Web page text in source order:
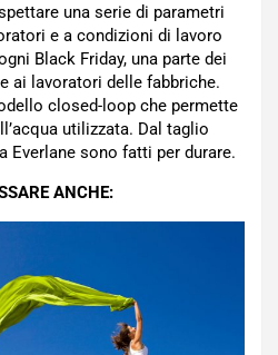
una serie di parametri
e a condizioni di lavoro
Black Friday, una parte dei
ai lavoratori delle fabbriche.
closed-loop che permette
utilizzata. Dal taglio
Everlane sono fatti per durare.
ANCHE: